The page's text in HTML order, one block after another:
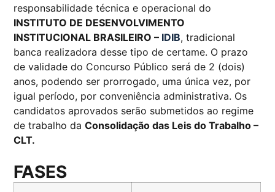
responsabilidade técnica e operacional do
INSTITUTO DE DESENVOLVIMENTO
INSTITUCIONAL BRASILEIRO – IDIB, tradicional
banca realizadora desse tipo de certame. O prazo
de validade do Concurso Público será de 2 (dois)
anos, podendo ser prorrogado, uma única vez, por
igual período, por conveniência administrativa. Os
candidatos aprovados serão submetidos ao regime
de trabalho daConsolidação das Leis do Trabalho –
CLT.
FASES